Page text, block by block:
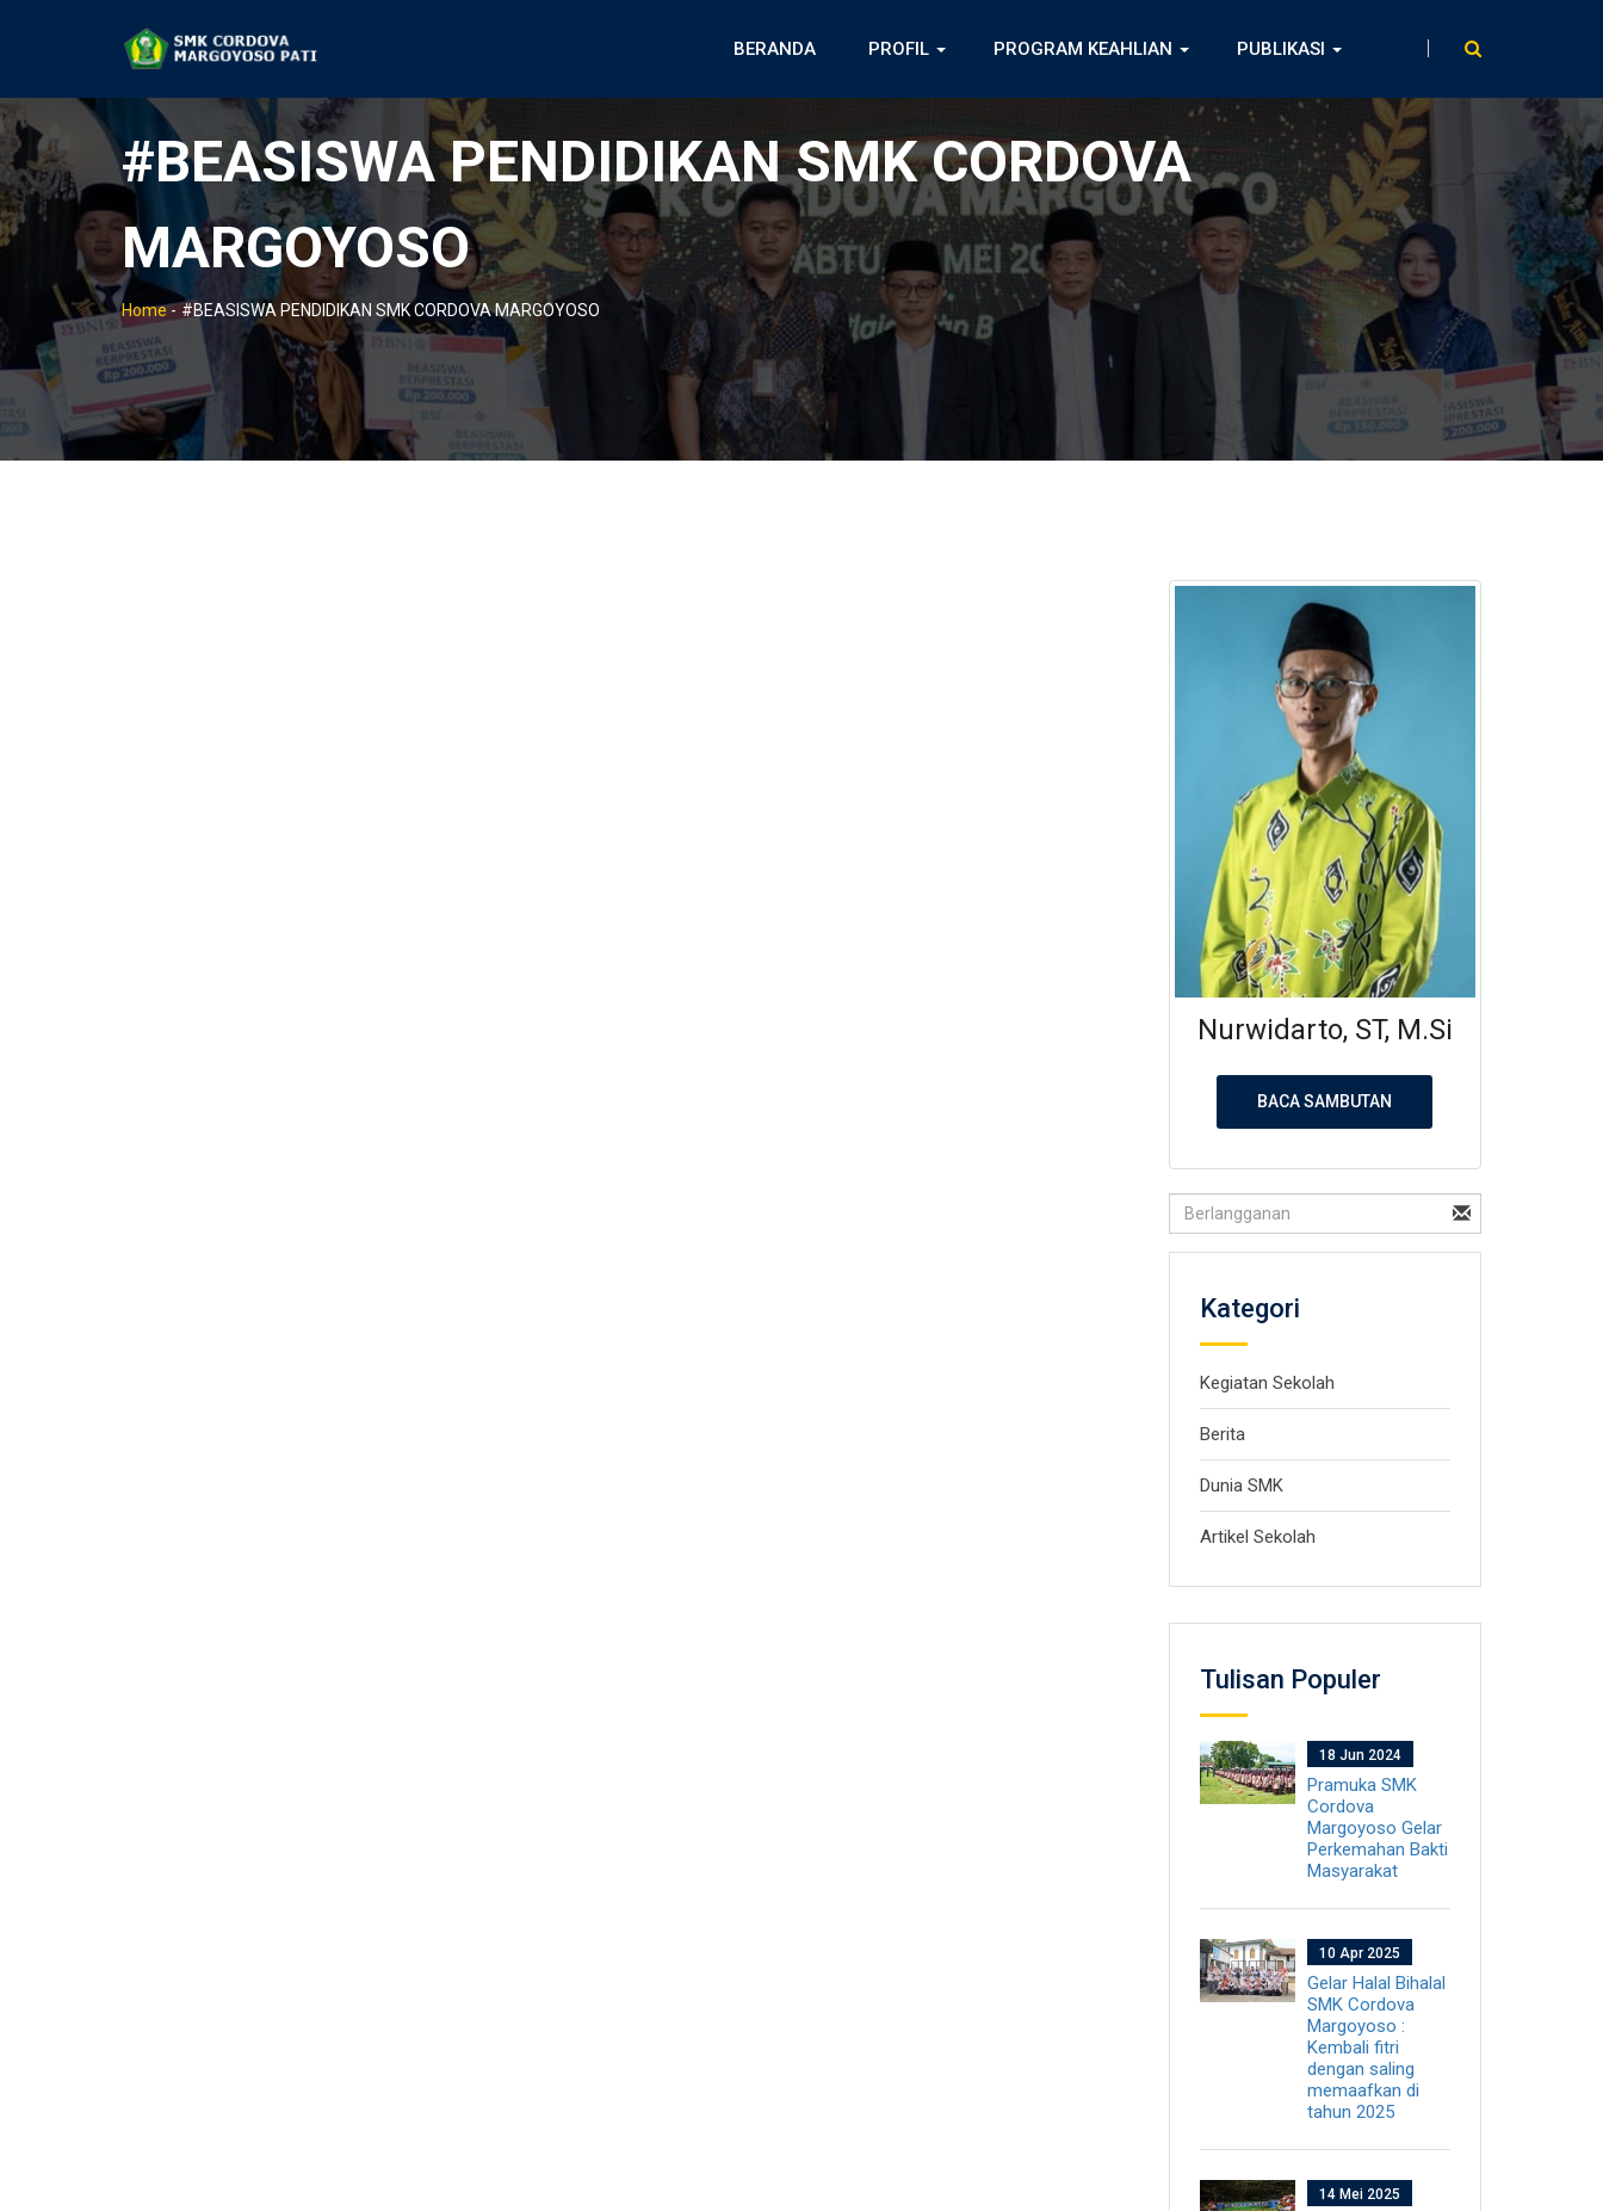
BERANDA PROFIL PROGRAM KEAHLIAN PUBLIKASI
#BEASISWA PENDIDIKAN SMK CORDOVA
MARGOYOSO
Home- #BEASISWA PENDIDIKAN SMK CORDOVA MARGOYOSO
Nurwidarto, ST, M.Si
BACA SAMBUTAN
Kategori
Kegiatan Sekolah
Berita
Dunia SMK
Artikel Sekolah
Tulisan Populer
18 Jun 2024
Pramuka SMK
Cordova
Margoyoso Gelar
Perkemahan Bakti
Masyarakat
10 Apr 2025
Gelar Halal Bihalal
SMK Cordova
Margoyoso :
Kembali fitri
dengan saling
memaafkan di
tahun 2025
14 Mei 2025